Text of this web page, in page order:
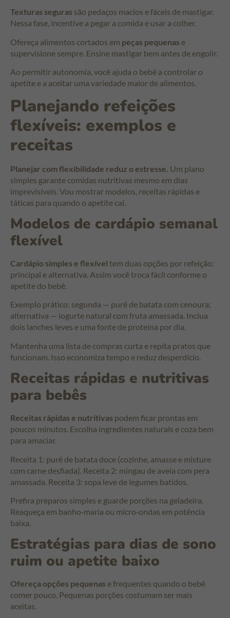
Texturas seguras são pedaços macios e fáceis de mastigar.
Nessa fase, incentive a pegar a comida e usar a colher.
Ofereça alimentos cortados em peças pequenas e
supervisione sempre. Ensine mastigar bem antes de engolir.
Ao permitir autonomia, você ajuda o bebê a controlar o
apetite e a aceitar uma variedade maior de alimentos.
Planejando refeições
flexíveis: exemplos e
receitas
Planejar com flexibilidade reduz o estresse. Um plano
simples garante comidas nutritivas mesmo em dias
imprevisíveis. Vou mostrar modelos, receitas rápidas e
táticas para quando o apetite cai.
Modelos de cardápio semanal
flexível
Cardápio simples e flexível tem duas opções por refeição:
principal e alternativa. Assim você troca fácil conforme o
apetite do bebê.
Exemplo prático: segunda — purê de batata com cenoura;
alternativa — iogurte natural com fruta amassada. Inclua
dois lanches leves e uma fonte de proteína por dia.
Mantenha uma lista de compras curta e repita pratos que
funcionam. Isso economiza tempo e reduz desperdício.
Receitas rápidas e nutritivas
para bebês
Receitas rápidas e nutritivas podem ficar prontas em
poucos minutos. Escolha ingredientes naturais e coza bem
para amaciar.
Receita 1: purê de batata doce (cozinhe, amasse e misture
com carne desfiada). Receita 2: mingau de aveia com pera
amassada. Receita 3: sopa leve de legumes batidos.
Prefira preparos simples e guarde porções na geladeira.
Reaqueça em banho‑maria ou micro‑ondas em potência
baixa.
Estratégias para dias de sono
ruim ou apetite baixo
Ofereça opções pequenas e frequentes quando o bebê
comer pouco. Pequenas porções costumam ser mais
aceitas.